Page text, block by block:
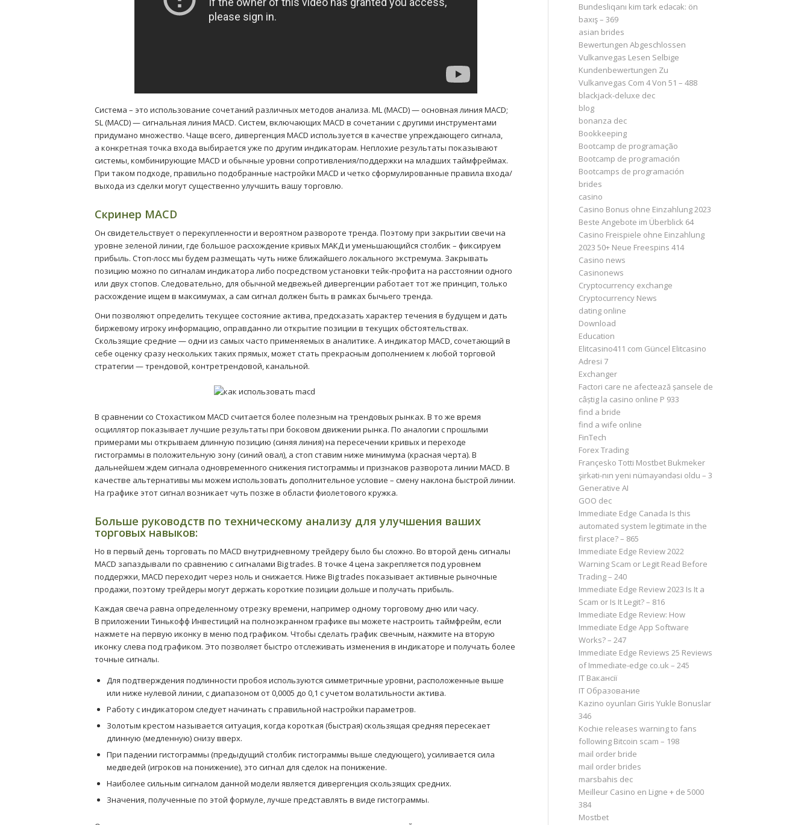
Система – это использование сочетаний различных методов анализа. ML (MACD) — основная линия MACD;
SL (MACD) — сигнальная линия MACD. Систем, включающих MACD в сочетании с другими инструментами
придумано множество. Чаще всего, дивергенция MACD используется в качестве упреждающего сигнала,
а конкретная точка входа выбирается уже по другим индикаторам. Неплохие результаты показывают
системы, комбинирующие MACD и обычные уровни сопротивления/поддержки на младших таймфреймах.
При таком подходе, правильно подобранные настройки MACD и четко сформулированные правила входа/
выхода из сделки могут существенно улучшить вашу торговлю.
Скринер MACD
Он свидетельствует о перекупленности и вероятном развороте тренда. Поэтому при закрытии свечи на
уровне зеленой линии, где большое расхождение кривых МАКД и уменьшающийся столбик – фиксируем
прибыль. Стоп-лосс мы будем размещать чуть ниже ближайшего локального экстремума. Закрывать
позицию можно по сигналам индикатора либо посредством установки тейк-профита на расстоянии одного
или двух стопов. Следовательно, для обычной медвежьей дивергенции работает тот же принцип, только
расхождение ищем в максимумах, а сам сигнал должен быть в рамках бычьего тренда.
Они позволяют определить текущее состояние актива, предсказать характер течения в будущем и дать
биржевому игроку информацию, оправданно ли открытие позиции в текущих обстоятельствах.
Скользящие средние — одни из самых часто применяемых в аналитике. А индикатор MACD, сочетающий в
себе оценку сразу нескольких таких прямых, может стать прекрасным дополнением к любой торговой
стратегии — трендовой, контретрендовой, канальной.
В сравнении со Стохастиком MACD считается более полезным на трендовых рынках. В то же время
осциллятор показывает лучшие результаты при боковом движении рынка. По аналогии с прошлыми
примерами мы открываем длинную позицию (синяя линия) на пересечении кривых и переходе
гистограммы в положительную зону (синий овал), а стоп ставим ниже минимума (красная черта). В
дальнейшем ждем сигнала одновременного снижения гистограммы и признаков разворота линии MACD. В
качестве альтернативы мы можем использовать дополнительное условие – смену наклона быстрой линии.
На графике этот сигнал возникает чуть позже в области фиолетового кружка.
Больше руководств по техническому анализу для улучшения ваших
торговых навыков:
Но в первый день торговать по MACD внутридневному трейдеру было бы сложно. Во второй день сигналы
MACD запаздывали по сравнению с сигналами Big trades. В точке 4 цена закрепляется под уровнем
поддержки, MACD переходит через ноль и снижается. Ниже Big trades показывает активные рыночные
продажи, поэтому трейдеры могут держать короткие позиции дольше и получать прибыль.
Каждая свеча равна определенному отрезку времени, например одному торговому дню или часу.
В приложении Тинькофф Инвестиций на полноэкранном графике вы можете настроить таймфрейм, если
нажмете на первую иконку в меню под графиком. Чтобы сделать график свечным, нажмите на вторую
иконку слева под графиком. Это позволяет быстро отслеживать изменения в индикаторе и получать более
точные сигналы.
Для подтверждения подлинности пробоя используются симметричные уровни, расположенные выше
или ниже нулевой линии, с диапазоном от 0,0005 до 0,1 с учетом волатильности актива.
Работу с индикатором следует начинать с правильной настройки параметров.
Золотым крестом называется ситуация, когда короткая (быстрая) скользящая средняя пересекает
длинную (медленную) снизу вверх.
При падении гистограммы (предыдущий столбик гистограммы выше следующего), усиливается сила
медведей (игроков на понижение), это сигнал для сделок на понижение.
Наиболее сильным сигналом данной модели является дивергенция скользящих средних.
Значения, полученные по этой формуле, лучше представлять в виде гистограммы.
Bundesliqanı kim tərk edəcək: ön
baxış – 369
asian brides
Bewertungen Abgeschlossen
Vulkanvegas Lesen Selbige
Kundenbewertungen Zu
Vulkanvegas Com 4 Von 51 – 488
blackjack-deluxe dec
blog
bonanza dec
Bookkeeping
Bootcamp de programação
Bootcamp de programación
Bootcamps de programación
brides
casino
Casino Bonus ohne Einzahlung 2023 ️
Beste Angebote im Überblick 64
Casino Freispiele ohne Einzahlung
2023 50+ Neue Freespins 414
Casino news
Casinonews
Cryptocurrency exchange
Cryptocurrency News
dating online
Download
Education
Elitcasino411 com Güncel Elitcasino
Adresi 7
Exchanger
Factori care ne afectează șansele de
câștig la casino online P 933
find a bride
find a wife online
FinTech
Forex Trading
Françesko Totti Mostbet Bukmeker
şirkəti-nın yeni nümayəndəsi oldu – 3
Generative AI
GOO dec
Immediate Edge Canada Is this
automated system legitimate in the
first place? – 865
Immediate Edge Review 2022
Warning Scam or Legit Read Before
Trading – 240
Immediate Edge Review 2023 Is It a
Scam or Is It Legit? – 816
Immediate Edge Review: How
Immediate Edge App Software
Works? – 247
Immediate Edge Reviews 25 Reviews
of Immediate-edge co.uk – 245
IT Вакансії
IT Образование
Kazino oyunları Giris Yukle Bonuslar
346
Kochie releases warning to fans
following Bitcoin scam – 198
mail order bride
mail order brides
marsbahis dec
Meilleur Casino en Ligne + de 5000
384
Mostbet